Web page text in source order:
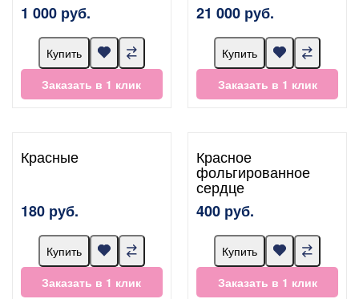
1 000 руб.
Купить
Заказать в 1 клик
21 000 руб.
Купить
Заказать в 1 клик
Красные
180 руб.
Купить
Заказать в 1 клик
Красное
фольгированное
сердце
400 руб.
Купить
Заказать в 1 клик